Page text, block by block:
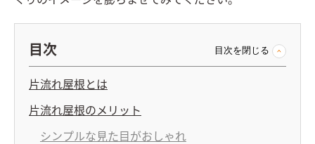
目次 目次を閉じる
片流れ屋根とは
片流れ屋根のメリット
シンプルな見た目がおしゃれ